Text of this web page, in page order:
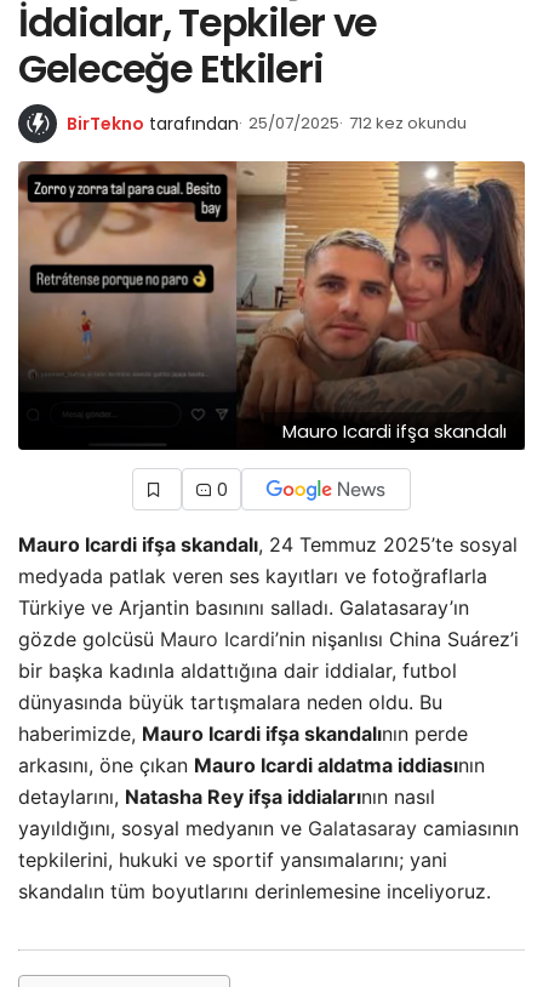
İddialar, Tepkiler ve
Geleceğe Etkileri
BirTekno tarafından 25/07/2025 712 kez okundu
Mauro Icardi ifşa skandalı
0
Mauro Icardi ifşa skandalı, 24 Temmuz 2025’te sosyal
medyada patlak veren ses kayıtları ve fotoğraflarla
Türkiye ve Arjantin basınını salladı. Galatasaray’ın
gözde golcüsü Mauro Icardi’nin nişanlısı China Suárez’i
bir başka kadınla aldattığına dair iddialar, futbol
dünyasında büyük tartışmalara neden oldu. Bu
haberimizde, Mauro Icardi ifşa skandalının perde
arkasını, öne çıkan Mauro Icardi aldatma iddiasının
detaylarını, Natasha Rey ifşa iddialarının nasıl
yayıldığını, sosyal medyanın ve Galatasaray camiasının
tepkilerini, hukuki ve sportif yansımalarını; yani
skandalın tüm boyutlarını derinlemesine inceliyoruz.